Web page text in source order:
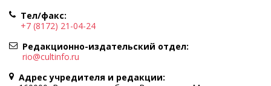
Учредитель КУ ВО «Информационно-аналитический центр
культуры»
Адрес учредителя и редакции: 160000, Вологодская обл., г.
Вологда, ул. Марии Ульяновой, д.10
Главный редактор — Легчанова Елена Григорьевна
Тел/факс:
+7 (8172) 21-04-24
Редакционно-издательский отдел:
rio@cultinfo.ru
Адрес учредителя и редакции: